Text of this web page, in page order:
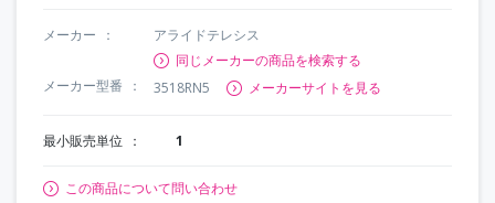
メーカー
アライドテレシス
同じメーカーの商品を検索する
メーカー型番
3518RN5 メーカーサイトを見る
最小販売単位 1
この商品について問い合わせ